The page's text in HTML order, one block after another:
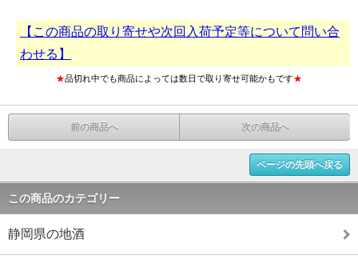
【この商品の取り寄せや次回入荷予定等について問い合
わせる】
★品切れ中でも商品によっては数日で取り寄せ可能かもです★
前の商品へ 次の商品へ
ページの先頭へ戻る
この商品のカテゴリー
静岡県の地酒